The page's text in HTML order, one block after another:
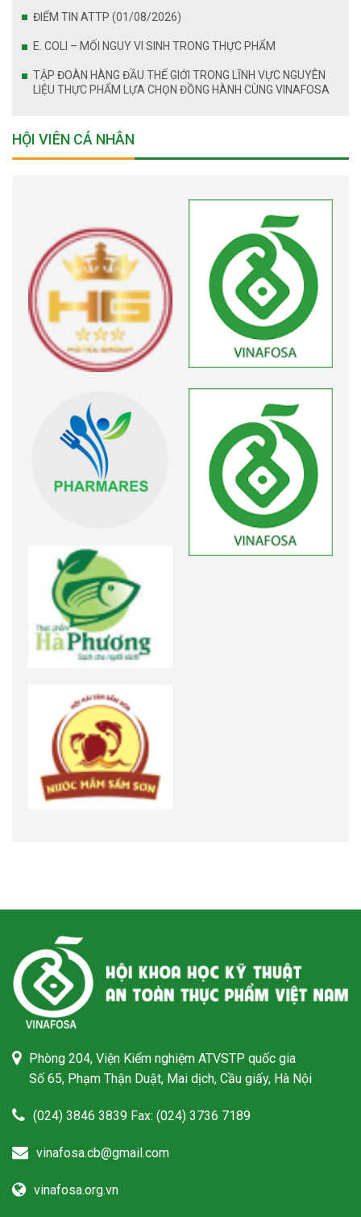
ĐIỂM TIN ATTP (01/08/2026)
E. COLI – MỐI NGUY VI SINH TRONG THỰC PHẨM
TẬP ĐOÀN HÀNG ĐẦU THẾ GIỚI TRONG LĨNH VỰC NGUYÊN
LIỆU THỰC PHẨM LỰA CHỌN ĐỒNG HÀNH CÙNG VINAFOSA
HỘI VIÊN CÁ NHÂN
Phòng 204, Viện Kiểm nghiệm ATVSTP quốc gia
Số 65, Phạm Thận Duật, Mai dịch, Cầu giấy, Hà Nội
(024) 3846 3839 Fax: (024) 3736 7189
vinafosa.cb@gmail.com
vinafosa.org.vn